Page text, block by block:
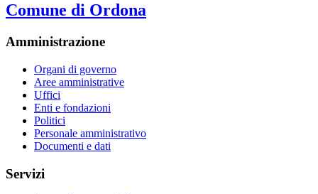
Comune di Ordona
Amministrazione
Organi di governo
Aree amministrative
Uffici
Enti e fondazioni
Politici
Personale amministrativo
Documenti e dati
Servizi